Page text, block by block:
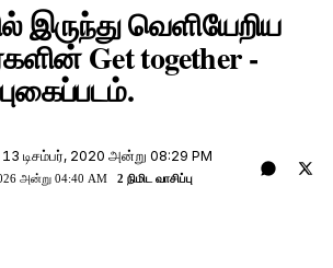
இருந்து வெளியேறிய
Get together -
13 டிசம்பர், 2020 அன்று 08:29 PM
அன்று 04:40 AM 2 நிமிட வாசிப்பு